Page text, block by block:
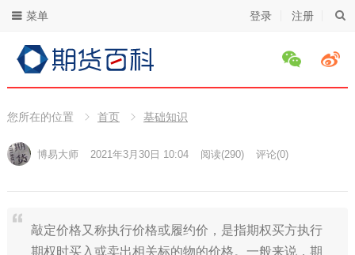
登录 注册
菜单
您所在的位置 首页 基础知识
博易大师 2021年3月30日 10:04 阅读(290) 评论(0)
敲定价格又称执行价格或履约价，是指期权买方执行
期权时买入或卖出相关标的物的价格。一般来说，期